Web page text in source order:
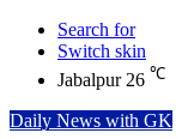
Search for
Switch skin
Jabalpur 26 ℃
Daily News with GK